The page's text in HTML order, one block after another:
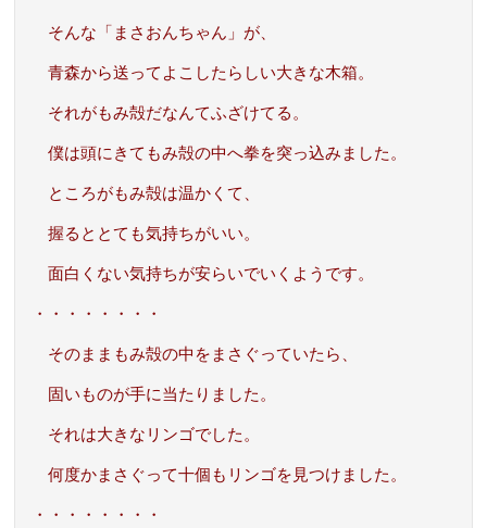
そんな「まさおんちゃん」が、
青森から送ってよこしたらしい大きな木箱。
それがもみ殻だなんてふざけてる。
僕は頭にきてもみ殻の中へ拳を突っ込みました。
ところがもみ殻は温かくて、
握るととても気持ちがいい。
面白くない気持ちが安らいでいくようです。
・・・・・・・・
そのままもみ殻の中をまさぐっていたら、
固いものが手に当たりました。
それは大きなリンゴでした。
何度かまさぐって十個もリンゴを見つけました。
・・・・・・・・